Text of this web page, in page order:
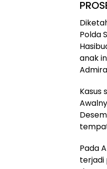
Polda
anak
Kasus
Pada
terjadi